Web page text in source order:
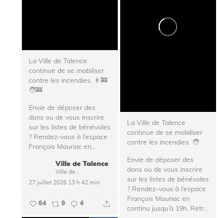
La Ville de Talence
continue de se mobiliser
contre les incendies. 👨‍🚒
🧑‍🚒
Envie de déposer des
dons ou de vous inscrire
sur les listes de bénévoles
? Rendez-vous à l’espace
François Mauriac en...
Ville de Talence
27 juillet 2026 13 h 42 min
64 9 4
La Ville de Talence
continue de se mobiliser
contre les incendies. ‍🧑‍
Envie de déposer des
dons ou de vous inscrire
sur les listes de bénévoles
? Rendez-vous à l’espace
François Mauriac en
continu jusqu’à 19h. Retr...